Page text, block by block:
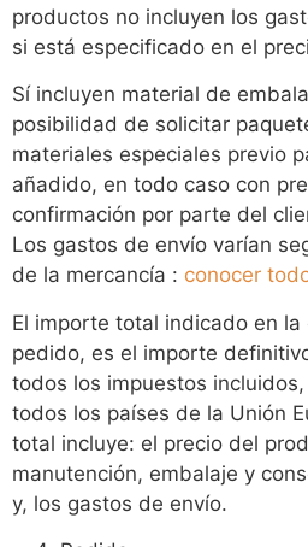
productos no incluyen los
si está especificado en el
Sí incluyen material de
posibilidad de solicitar
materiales especiales previo
añadido, en todo caso con
confirmación por parte del
Los gastos de envío varían
de la mercancía : conocer
El importe total indicado en la
pedido, es el importe
todos los impuestos
todos los países de la Unión
total incluye: el precio del
manutención, embalaje y
y, los gastos de envío.